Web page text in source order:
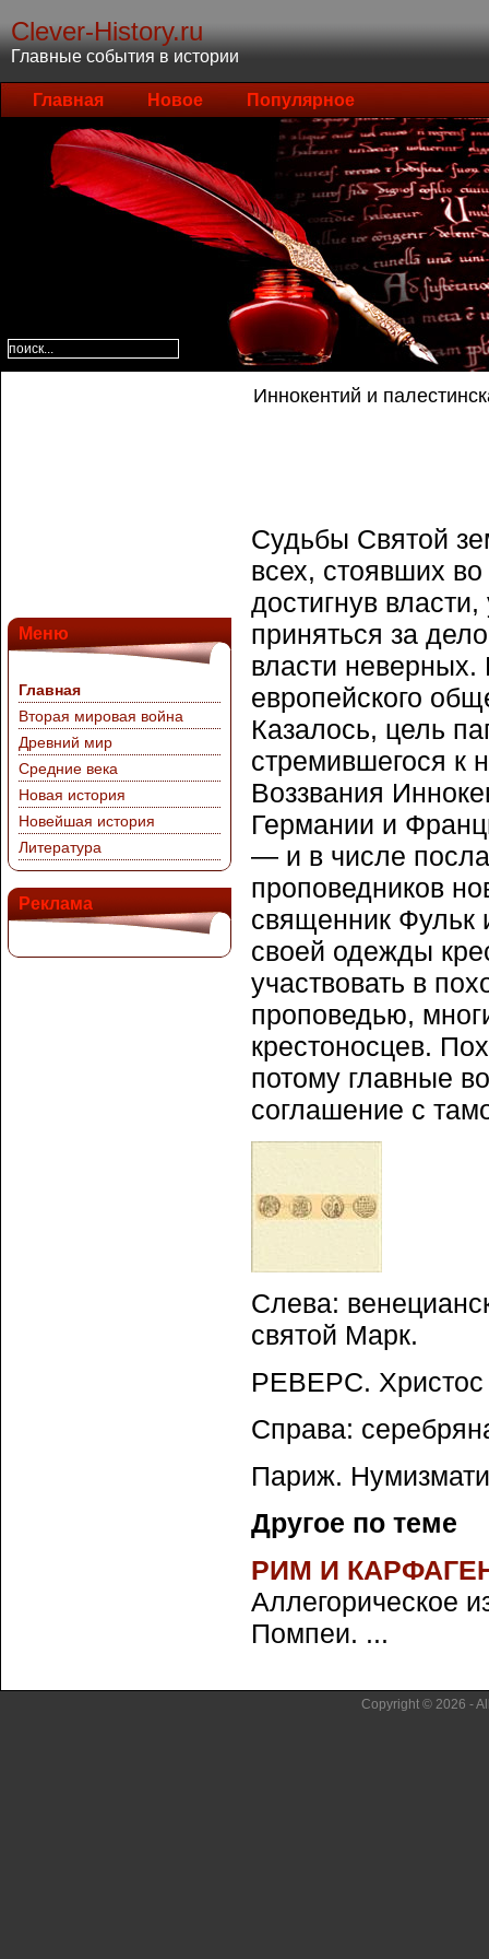
Clever-History.ru
Главные события в истории
Главная Новое Популярное
Меню
Главная
Вторая мировая война
Древний мир
Средние века
Новая история
Новейшая история
Литература
Реклама
Иннокентий и
Судьбы Святой
всех, стоявших
достигнув
приняться за
власти неверных.
европейского
Казалось, цель
стремившегося к
Воззвания
Германии и
— и в числе
проповедников
священник Фульк
своей одежды
участвовать в
проповедью,
крестоносцев.
потому главные
соглашение с
Слева:
святой Марк.
РЕВЕРС. Христос
Справа:
Париж.
Другое по теме
РИМ И
Аллегорическое
Помпеи. ...
Copyright © 2026 -